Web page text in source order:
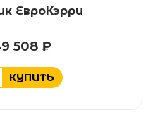
ЕвроКэрри
508 ₽
КУПИТЬ